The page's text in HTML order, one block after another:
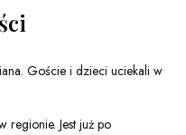
Goście i dzieci uciekali w
regionie. Jest już po